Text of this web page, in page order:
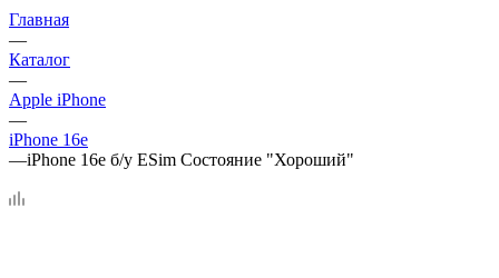
Главная
—
Каталог
—
Apple iPhone
—
iPhone 16e
—iPhone 16e б/у ESim Состояние "Хороший"